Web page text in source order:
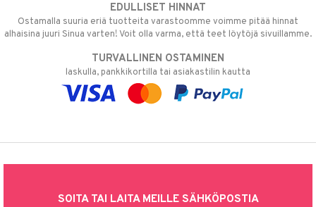
EDULLISET HINNAT
Ostamalla suuria eriä tuotteita varastoomme voimme pitää hinnat
alhaisina juuri Sinua varten! Voit olla varma, että teet löytöjä sivuillamme.
TURVALLINEN OSTAMINEN
laskulla, pankkikortilla tai asiakastilin kautta
SOITA TAI LAITA MEILLE SÄHKÖPOSTIA